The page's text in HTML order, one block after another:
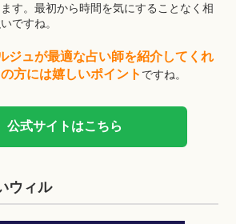
す。最初から時間を気にすることなく相
ですね。
ジュが最適な占い師を紹介してくれ
方には嬉しいポイント ですね。
公式サイトはこちら
ウィル